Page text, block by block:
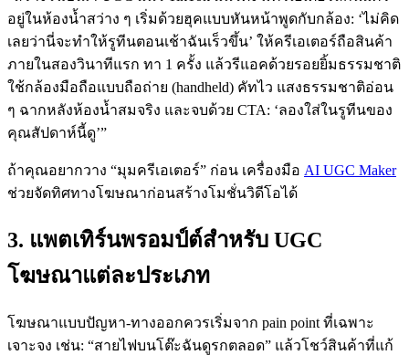
อยู่ในห้องน้ำสว่าง ๆ เริ่มด้วยฮุคแบบหันหน้าพูดกับกล้อง: ‘ไม่คิด
เลยว่านี่จะทำให้รูทีนตอนเช้าฉันเร็วขึ้น’ ให้ครีเอเตอร์ถือสินค้า
ภายในสองวินาทีแรก ทา 1 ครั้ง แล้วรีแอคด้วยรอยยิ้มธรรมชาติ
ใช้กล้องมือถือแบบถือถ่าย (handheld) คัทไว แสงธรรมชาติอ่อน
ๆ ฉากหลังห้องน้ำสมจริง และจบด้วย CTA: ‘ลองใส่ในรูทีนของ
คุณสัปดาห์นี้ดู’”
ถ้าคุณอยากวาง “มุมครีเอเตอร์” ก่อน เครื่องมือ AI UGC Maker
ช่วยจัดทิศทางโฆษณาก่อนสร้างโมชั่นวิดีโอได้
3. แพตเทิร์นพรอมป์ต์สำหรับ UGC
โฆษณาแต่ละประเภท
โฆษณาแบบปัญหา-ทางออกควรเริ่มจาก pain point ที่เฉพาะ
เจาะจง เช่น: “สายไฟบนโต๊ะฉันดูรกตลอด” แล้วโชว์สินค้าที่แก้